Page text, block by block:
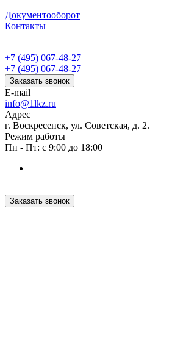
Документооборот
Контакты
+7 (495) 067-48-27
+7 (495) 067-48-27
Заказать звонок
E-mail
info@1lkz.ru
Адрес
г. Воскресенск, ул. Советская, д. 2.
Режим работы
Пн - Пт: с 9:00 до 18:00
Заказать звонок